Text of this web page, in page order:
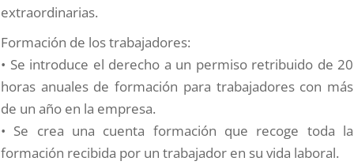
extraordinarias.
Formación de los trabajadores:
• Se introduce el derecho a un permiso retribuido de 20
horas anuales de formación para trabajadores con más
de un año en la empresa.
• Se crea una cuenta formación que recoge toda la
formación recibida por un trabajador en su vida laboral.